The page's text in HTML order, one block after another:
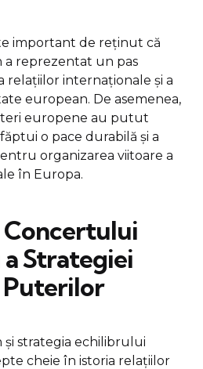
important de reținut că
reprezentat un pas
internaționale și a
european. De asemenea,
europene au putut
o pace durabilă și a
organizarea viitoare a
în Europa.
a Strategiei
strategia echilibrului
cheie în istoria relațiilor